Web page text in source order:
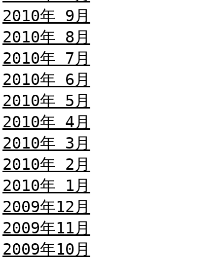
2010年 9月
2010年 8月
2010年 7月
2010年 6月
2010年 5月
2010年 4月
2010年 3月
2010年 2月
2010年 1月
2009年12月
2009年11月
2009年10月